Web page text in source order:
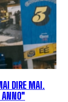
DIRE MAI.
ANNO"